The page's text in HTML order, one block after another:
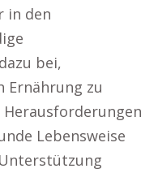
in den
bei,
Ernährung zu
Lebensweise